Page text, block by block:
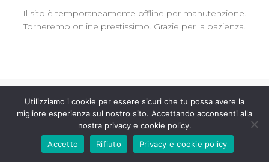
Il sito è temporaneamente offline per manutenzione.
Torneremo online prestissimo. Grazie per la pazienza.
Utilizziamo i cookie per essere sicuri che tu possa avere la
migliore esperienza sul nostro sito. Accettando acconsenti alla
nostra privacy e cookie policy.
Accetto
Rifiuto Privacy e cookie policy